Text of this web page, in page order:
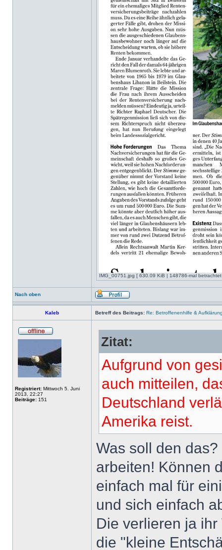
IMG_00751.jpg [ 630.09 KiB | 148786-mal
Nach oben
Kaleb Betreff des Beitrags: Re: Betroffenenhilfe &
Registriert: Mittwoch 5. Juni
2013, 22:27
Beiträge: 151
Zitat:
Aufgrund von
auch mitteilen,
Deutschland
Amerika reist.
Was soll den
arbeiten! Können
einfach mal für
und sich einfach
Die verlieren ja
die "kleine